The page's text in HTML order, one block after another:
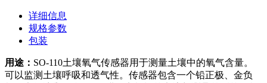
详细信息
规格参数
包装
用途： SO-110土壤氧气传感器用于测量土壤中的氧气含量。
可以监测土壤呼吸和透气性。传感器包含一个铅正极、金负